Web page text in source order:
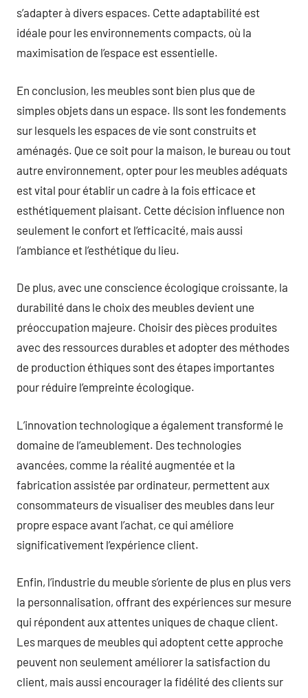
s’adapter à divers espaces. Cette adaptabilité est
idéale pour les environnements compacts, où la
maximisation de l’espace est essentielle.
En conclusion, les meubles sont bien plus que de
simples objets dans un espace. Ils sont les fondements
sur lesquels les espaces de vie sont construits et
aménagés. Que ce soit pour la maison, le bureau ou tout
autre environnement, opter pour les meubles adéquats
est vital pour établir un cadre à la fois efficace et
esthétiquement plaisant. Cette décision influence non
seulement le confort et l’efficacité, mais aussi
l’ambiance et l’esthétique du lieu.
De plus, avec une conscience écologique croissante, la
durabilité dans le choix des meubles devient une
préoccupation majeure. Choisir des pièces produites
avec des ressources durables et adopter des méthodes
de production éthiques sont des étapes importantes
pour réduire l’empreinte écologique.
L’innovation technologique a également transformé le
domaine de l’ameublement. Des technologies
avancées, comme la réalité augmentée et la
fabrication assistée par ordinateur, permettent aux
consommateurs de visualiser des meubles dans leur
propre espace avant l’achat, ce qui améliore
significativement l’expérience client.
Enfin, l’industrie du meuble s’oriente de plus en plus vers
la personnalisation, offrant des expériences sur mesure
qui répondent aux attentes uniques de chaque client.
Les marques de meubles qui adoptent cette approche
peuvent non seulement améliorer la satisfaction du
client, mais aussi encourager la fidélité des clients sur